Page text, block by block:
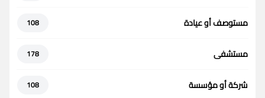
مستوصف أو عيادة 108
مستشفى 178
شركة أو مؤسسة 108